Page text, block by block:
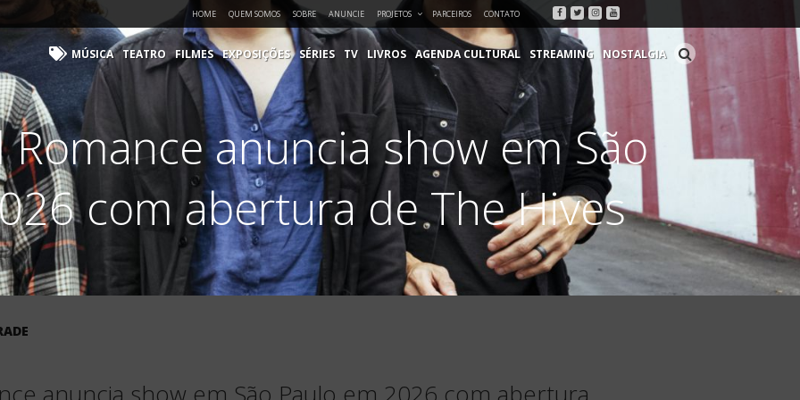
HOME QUEM SOMOS SOBRE ANUNCIE PROJETOS PARCEIROS CONTATO Facebook
Twitter
Instagram
Youtube
MÚSICA TEATRO FILMES EXPOSIÇÕES SÉRIES TV LIVROS AGENDA CULTURAL STREAMING NOSTALGIA
anuncia show em São
com abertura de The Hives
anuncia show em São Paulo em 2026 com abertura